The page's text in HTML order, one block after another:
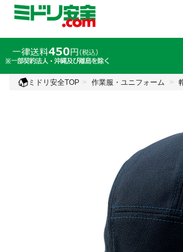
ミドリ安全TOP 作業服・ユニフォーム